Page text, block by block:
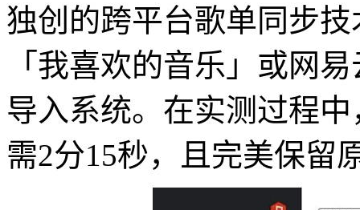
独创的跨平台歌单同步
「我喜欢的音乐」或网
导入系统。在实测过程
需2分15秒，且完美保留